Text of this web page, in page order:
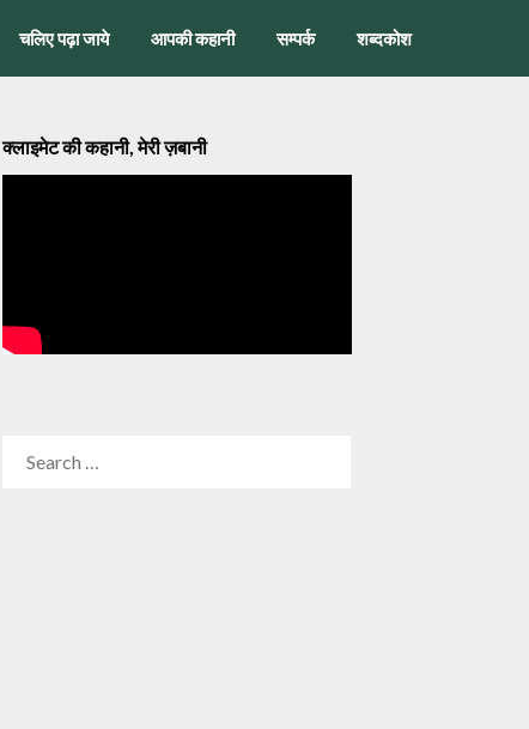
चलिए पढ़ा जाये आपकी कहानी सम्पर्क शब्दकोश
क्लाइमेट की कहानी, मेरी ज़बानी